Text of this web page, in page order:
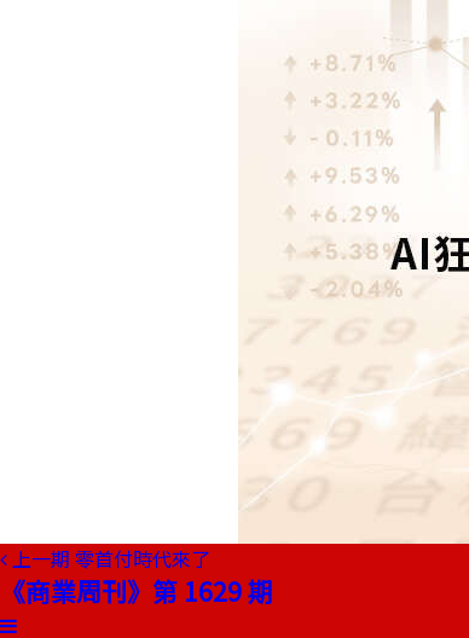
上一期 零首付時代來了
《商業周刊》第 1629 期